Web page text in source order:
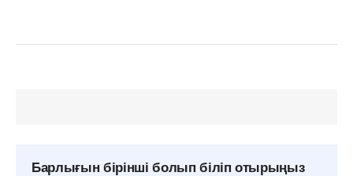
Барлығын бірінші болып біліп отырыңыз